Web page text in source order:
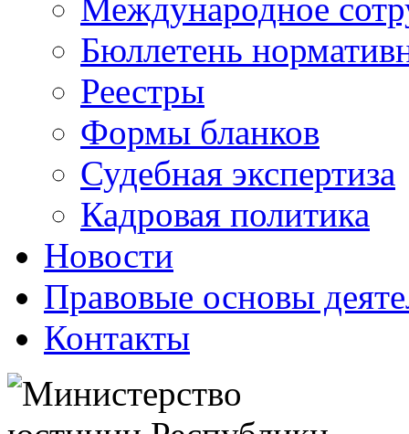
Международное
Бюллетень
Реестры
Формы бланков
Судебная экспертиза
Кадровая политика
Новости
Правовые основы
Контакты